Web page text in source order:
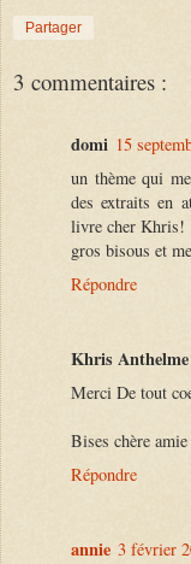
Partager
3 commentaires :
domi 15
un thème qui
des extraits en
livre cher Khris!
gros bisous et
Répondre
Khris Anthelme
Merci De tout
Bises chère amie
Répondre
annie 3 février